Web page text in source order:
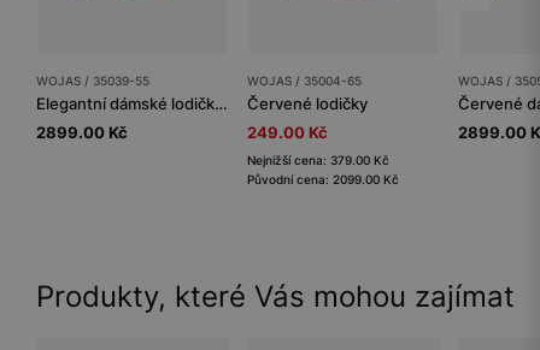
WOJAS / 35039-55
Elegantní dámské lodičky z červené lakované kůže
2899.00 Kč
WOJAS / 35004-65
Červené lodičky
249.00 Kč
Nejnižší cena: 379.00 Kč
Původní cena: 2099.00 Kč
WOJAS /
2899.00
Produkty, které Vás mohou zajímat